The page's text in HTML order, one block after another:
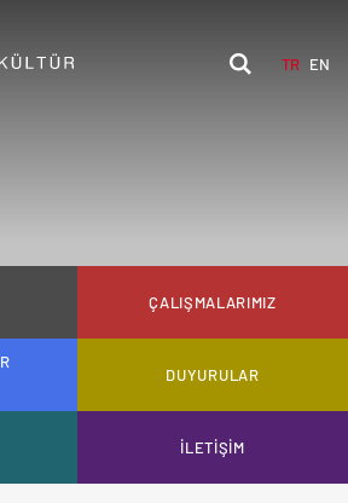
TR EN
ÇALIŞMALARIMIZ
DUYURULAR
İLETİŞİM